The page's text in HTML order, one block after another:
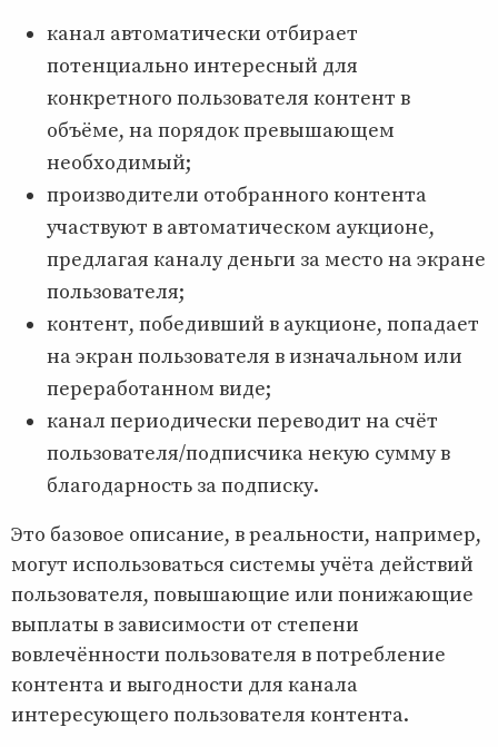
канал автоматически отбирает
потенциально интересный для
конкретного пользователя контент в
объёме, на порядок превышающем
необходимый;
производители отобранного контента
участвуют в автоматическом аукционе,
предлагая каналу деньги за место на экране
пользователя;
контент, победивший в аукционе, попадает
на экран пользователя в изначальном или
переработанном виде;
канал периодически переводит на счёт
пользователя/подписчика некую сумму в
благодарность за подписку.
Это базовое описание, в реальности, например,
могут использоваться системы учёта действий
пользователя, повышающие или понижающие
выплаты в зависимости от степени
вовлечённости пользователя в потребление
контента и выгодности для канала
интересующего пользователя контента.